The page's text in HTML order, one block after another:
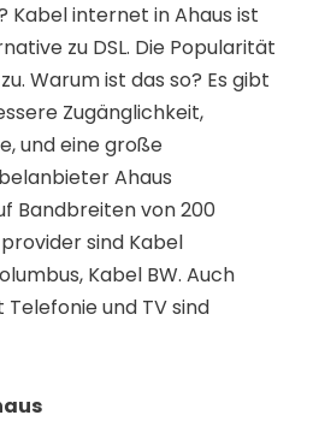
Kabel internet in Ahaus ist
zu DSL. Die Popularität
Warum ist das so? Es gibt
Zugänglichkeit,
und eine große
Ahaus
Bandbreiten von 200
sind Kabel
Kabel BW. Auch
und TV sind